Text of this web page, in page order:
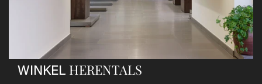
Als je het wilt omruilen voor een ander artikel, dien je een
nieuwe bestelling te plaatsen.
Voor onze uitgebreide beleid betreffende verzenden en
retourneren, raadpleeg onze Veelgestelde vragen
WINKEL HERENTALS